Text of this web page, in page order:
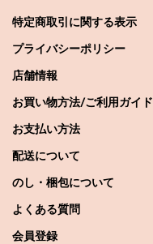
特定商取引に関する表示
プライバシーポリシー
店舗情報
お買い物方法/ご利用ガイド
お支払い方法
配送について
のし・梱包について
よくある質問
会員登録